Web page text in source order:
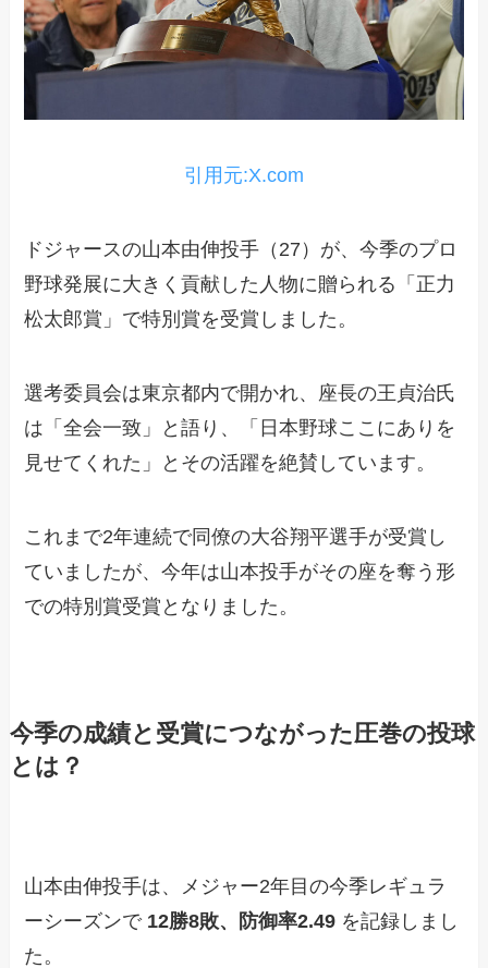
引用元:X.com
ドジャースの山本由伸投手（27）が、今季のプロ
野球発展に大きく貢献した人物に贈られる「正力
松太郎賞」で特別賞を受賞しました。
選考委員会は東京都内で開かれ、座長の王貞治氏
は「全会一致」と語り、「日本野球ここにありを
見せてくれた」とその活躍を絶賛しています。
これまで2年連続で同僚の大谷翔平選手が受賞し
ていましたが、今年は山本投手がその座を奪う形
での特別賞受賞となりました。
今季の成績と受賞につながった圧巻の投球
とは？
山本由伸投手は、メジャー2年目の今季レギュラ
ーシーズンで 12勝8敗、防御率2.49 を記録しまし
た。